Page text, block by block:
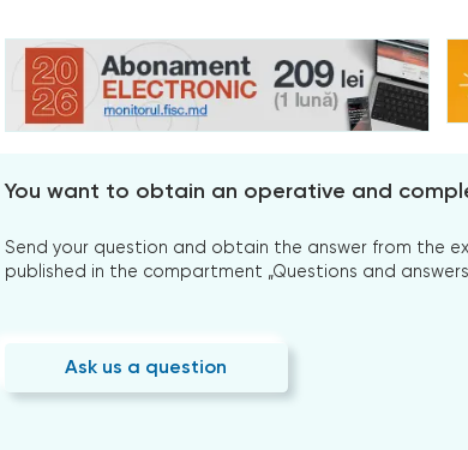
You want to obtain an operative and
Send your question and obtain the answer from the
published in the compartment „Questions and
Ask us a question